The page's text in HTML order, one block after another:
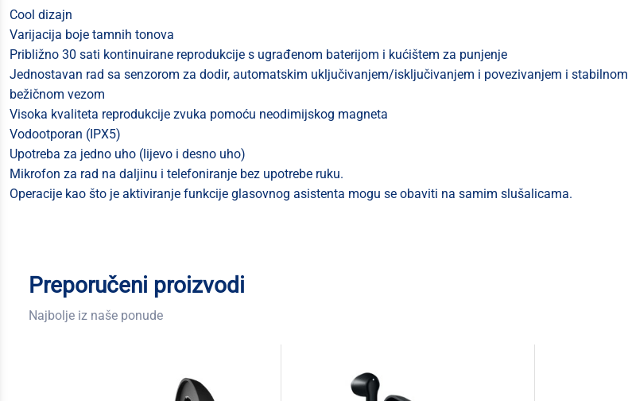
Cool dizajn
Varijacija boje tamnih tonova
Približno 30 sati kontinuirane reprodukcije s ugrađenom baterijom i kućištem za punjenje
Jednostavan rad sa senzorom za dodir, automatskim uključivanjem/isključivanjem i povezivanjem i stabilnom
bežičnom vezom
Visoka kvaliteta reprodukcije zvuka pomoću neodimijskog magneta
Vodootporan (IPX5)
Upotreba za jedno uho (lijevo i desno uho)
Mikrofon za rad na daljinu i telefoniranje bez upotrebe ruku.
Operacije kao što je aktiviranje funkcije glasovnog asistenta mogu se obaviti na samim slušalicama.
Preporučeni proizvodi
Najbolje iz naše ponude